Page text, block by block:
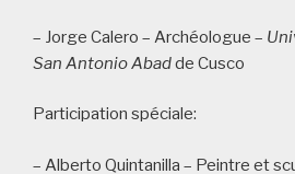
– Jorge Calero – Archéologue –
San Antonio Abadde Cusco
Participation spéciale:
– Alberto Quintanilla – Peintre et